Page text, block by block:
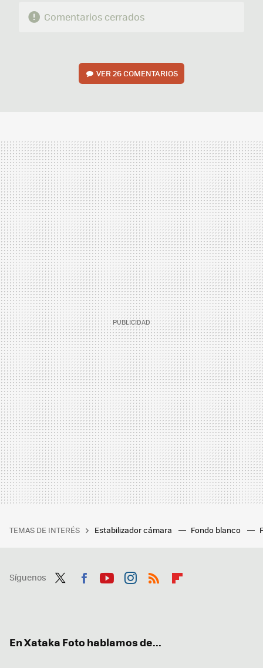
Comentarios cerrados
VER26 COMENTARIOS
TEMAS DE INTERÉS Estabilizador cámara Fondo blanco
Síguenos
En Xataka Foto hablamos de...